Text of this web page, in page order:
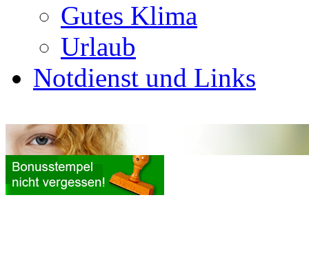
Gutes Klima
Urlaub
Notdienst und Links